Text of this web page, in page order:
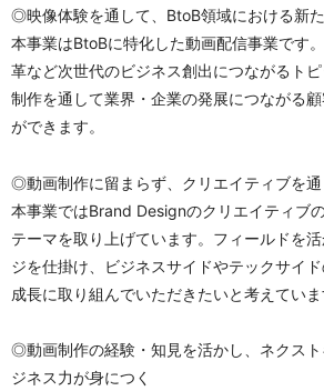
◎映像体験を通して、BtoB領域における新
本事業はBtoBに特化した動画配信事業です
革など次世代のビジネス創出につながるト
制作を通して業界・企業の発展につながる
ができます。
◎動画制作に留まらず、クリエイティブを通
本事業ではBrand Designのクリエイティブ
テーマを取り上げています。フィールドを
ジを仕掛け、ビジネスサイドやテックサイ
成長に取り組んでいただきたいと考えていま
◎動画制作の経験・知見を活かし、ネクス
ジネス力が身につく